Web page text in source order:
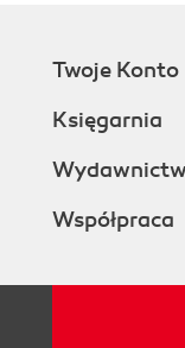
Archiwizatory
Twoje Konto
Księgarnia
Współpraca